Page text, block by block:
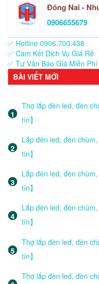
Đông Nai -
0906655679
✅ Hotline 0906.700.438
✅ Cam Kết Dịch Vụ Giá Rẻ
✅ Tư Vấn Báo Giá Miễn Phí
BÀI VIẾT MỚI
Thợ lắp đèn led, đèn
tín】
Lắp đèn led, đèn
tín】
Lắp đèn led, đèn
tín】
Lắp đèn led, đèn
tín】
Thợ lắp đèn led, đèn
tín】
Thợ lắp đèn led, đèn